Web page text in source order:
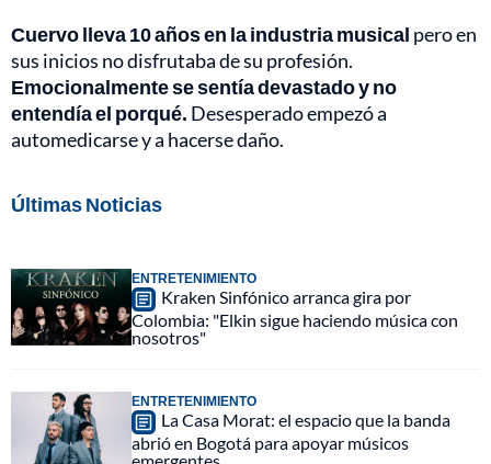
Cuervo lleva 10 años en la industria musical pero en
sus inicios no disfrutaba de su profesión.
Emocionalmente se sentía devastado y no
entendía el porqué. Desesperado empezó a
automedicarse y a hacerse daño.
Últimas Noticias
ENTRETENIMIENTO
Kraken Sinfónico arranca gira por
Colombia: "Elkin sigue haciendo música con
nosotros"
ENTRETENIMIENTO
La Casa Morat: el espacio que la banda
abrió en Bogotá para apoyar músicos